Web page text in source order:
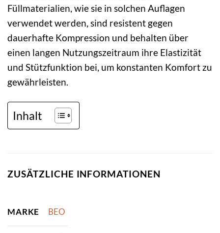
Füllmaterialien, wie sie in solchen Auflagen
verwendet werden, sind resistent gegen
dauerhafte Kompression und behalten über
einen langen Nutzungszeitraum ihre Elastizität
und Stützfunktion bei, um konstanten Komfort zu
gewährleisten.
Inhalt
ZUSÄTZLICHE INFORMATIONEN
MARKE BEO